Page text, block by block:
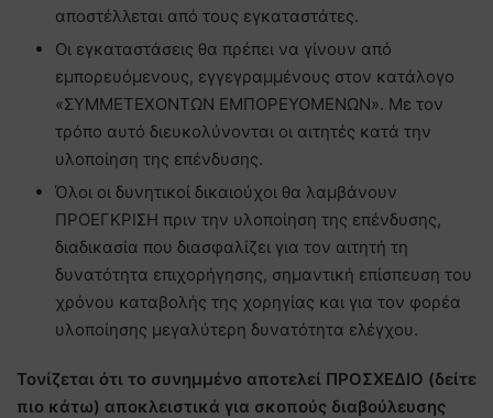
αποστέλλεται από τους εγκαταστάτες.
Οι εγκαταστάσεις θα πρέπει να γίνουν από
εμπορευόμενους, εγγεγραμμένους στον κατάλογο
«ΣΥΜΜΕΤΕΧΟΝΤΩΝ ΕΜΠΟΡΕΥΟΜΕΝΩΝ». Με τον
τρόπο αυτό διευκολύνονται οι αιτητές κατά την
υλοποίηση της επένδυσης.
Όλοι οι δυνητικοί δικαιούχοι θα λαμβάνουν
ΠΡΟΕΓΚΡΙΣΗ πριν την υλοποίηση της επένδυσης,
διαδικασία που διασφαλίζει για τον αιτητή τη
δυνατότητα επιχορήγησης, σημαντική επίσπευση του
χρόνου καταβολής της χορηγίας και για τον φορέα
υλοποίησης μεγαλύτερη δυνατότητα ελέγχου.
Τονίζεται ότι το συνημμένο αποτελεί ΠΡΟΣΧΕΔΙΟ (δείτε
πιο κάτω) αποκλειστικά για σκοπούς διαβούλευσης